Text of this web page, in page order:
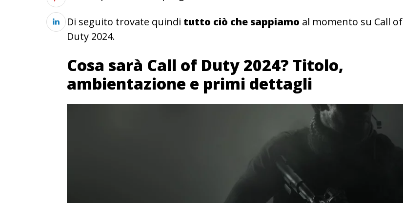
Di seguito trovate quindi tutto ciò che sappiamo al momento su Call of
Duty 2024.
Cosa sarà Call of Duty 2024? Titolo,
ambientazione e primi dettagli